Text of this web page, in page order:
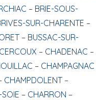
– BRIE-SOUS-
SUR-CHARENTE –
– BUSSAC-SUR-
CERCOUX – CHADENAC –
– CHAMPAGNAC
CHAMPDOLENT –
– CHARRON –